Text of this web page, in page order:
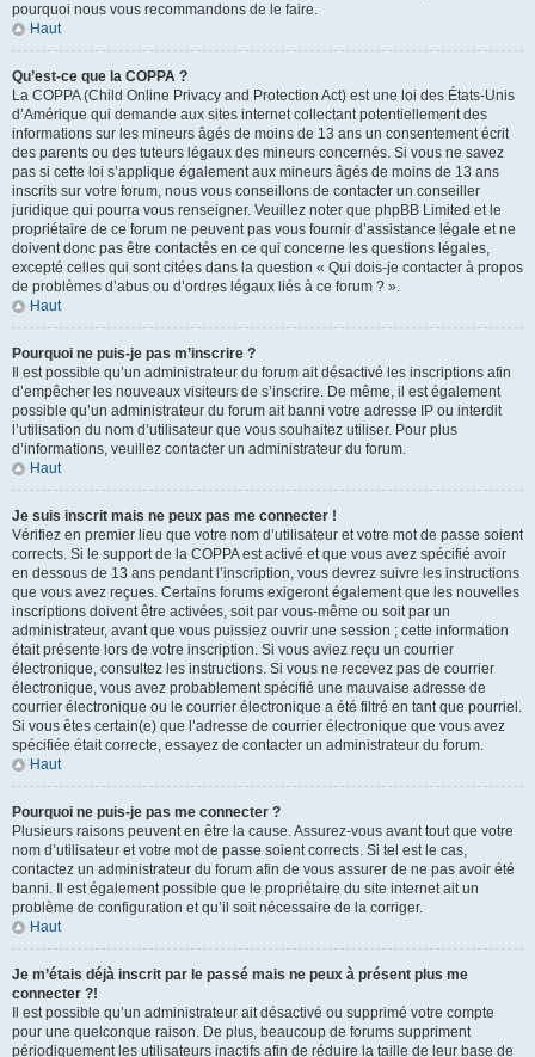
pourquoi nous vous recommandons de le faire.
Haut
Qu’est-ce que la COPPA ?
La COPPA (Child Online Privacy and Protection Act) est une loi des États-Unis
d’Amérique qui demande aux sites internet collectant potentiellement des
informations sur les mineurs âgés de moins de 13 ans un consentement écrit
des parents ou des tuteurs légaux des mineurs concernés. Si vous ne savez
pas si cette loi s’applique également aux mineurs âgés de moins de 13 ans
inscrits sur votre forum, nous vous conseillons de contacter un conseiller
juridique qui pourra vous renseigner. Veuillez noter que phpBB Limited et le
propriétaire de ce forum ne peuvent pas vous fournir d’assistance légale et ne
doivent donc pas être contactés en ce qui concerne les questions légales,
excepté celles qui sont citées dans la question « Qui dois-je contacter à propos
de problèmes d’abus ou d’ordres légaux liés à ce forum ? ».
Haut
Pourquoi ne puis-je pas m’inscrire ?
Il est possible qu’un administrateur du forum ait désactivé les inscriptions afin
d’empêcher les nouveaux visiteurs de s’inscrire. De même, il est également
possible qu’un administrateur du forum ait banni votre adresse IP ou interdit
l’utilisation du nom d’utilisateur que vous souhaitez utiliser. Pour plus
d’informations, veuillez contacter un administrateur du forum.
Haut
Je suis inscrit mais ne peux pas me connecter !
Vérifiez en premier lieu que votre nom d’utilisateur et votre mot de passe soient
corrects. Si le support de la COPPA est activé et que vous avez spécifié avoir
en dessous de 13 ans pendant l’inscription, vous devrez suivre les instructions
que vous avez reçues. Certains forums exigeront également que les nouvelles
inscriptions doivent être activées, soit par vous-même ou soit par un
administrateur, avant que vous puissiez ouvrir une session ; cette information
était présente lors de votre inscription. Si vous aviez reçu un courrier
électronique, consultez les instructions. Si vous ne recevez pas de courrier
électronique, vous avez probablement spécifié une mauvaise adresse de
courrier électronique ou le courrier électronique a été filtré en tant que pourriel.
Si vous êtes certain(e) que l’adresse de courrier électronique que vous avez
spécifiée était correcte, essayez de contacter un administrateur du forum.
Haut
Pourquoi ne puis-je pas me connecter ?
Plusieurs raisons peuvent en être la cause. Assurez-vous avant tout que votre
nom d’utilisateur et votre mot de passe soient corrects. Si tel est le cas,
contactez un administrateur du forum afin de vous assurer de ne pas avoir été
banni. Il est également possible que le propriétaire du site internet ait un
problème de configuration et qu’il soit nécessaire de la corriger.
Haut
Je m’étais déjà inscrit par le passé mais ne peux à présent plus me
connecter ?!
Il est possible qu’un administrateur ait désactivé ou supprimé votre compte
pour une quelconque raison. De plus, beaucoup de forums suppriment
périodiquement les utilisateurs inactifs afin de réduire la taille de leur base de